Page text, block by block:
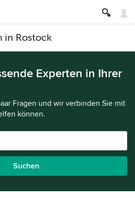
in Rostock
Experten in Ihrer
Fragen und wir verbinden Sie mit
können.
Suchen